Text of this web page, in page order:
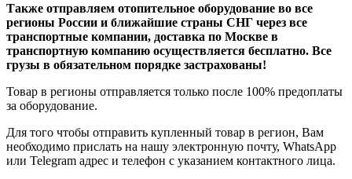
Также отправляем отопительное оборудование во все
регионы России и ближайшие страны СНГ через все
транспортные компании, доставка по Москве в
транспортную компанию осуществляется бесплатно. Все
грузы в обязательном порядке застрахованы!
Товар в регионы отправляется только после 100% предоплаты
за оборудование.
Для того чтобы отправить купленный товар в регион, Вам
необходимо прислать на нашу электронную почту, WhatsApp
или Telegram адрес и телефон с указанием контактного лица.